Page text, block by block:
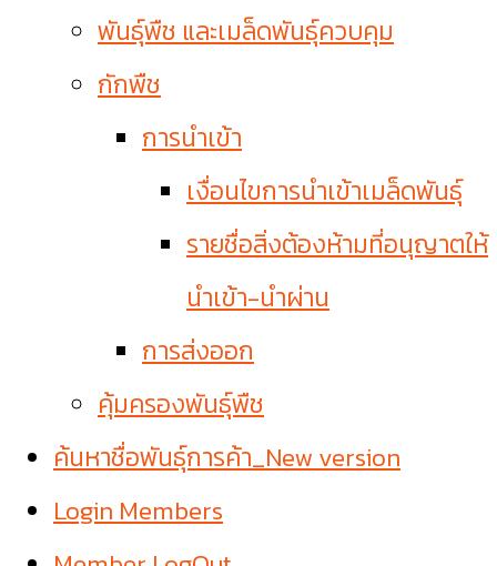
พันธุ์พืช และเมล็ดพันธุ์ควบคุม
กักพืช
การนำเข้า
เงื่อนไขการนำเข้าเมล็ดพันธุ์
รายชื่อสิ่งต้องห้ามที่อนุญาตให้
นำเข้า-นำผ่าน
การส่งออก
คุ้มครองพันธุ์พืช
ค้นหาชื่อพันธุ์การค้า_New version
Login Members